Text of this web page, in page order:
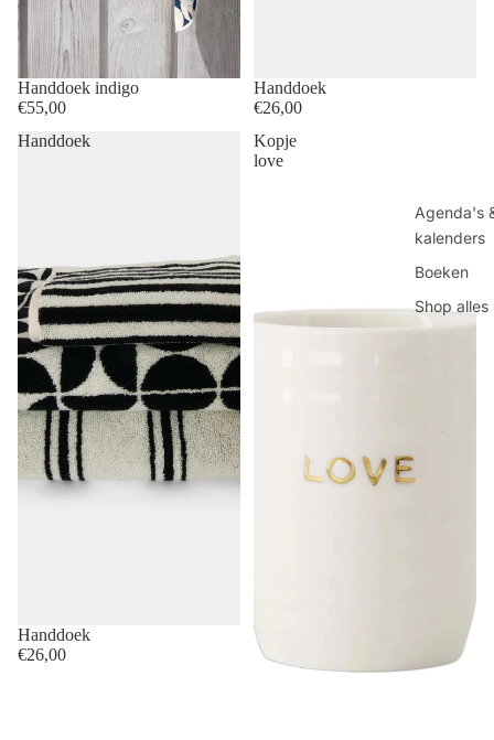
Agenda's
kalenders
Boeken
Shop alles
Handdoek indigo
€55,00
Handdoek
€26,00
Handdoek
Handdoek
€26,00
Kopje
love